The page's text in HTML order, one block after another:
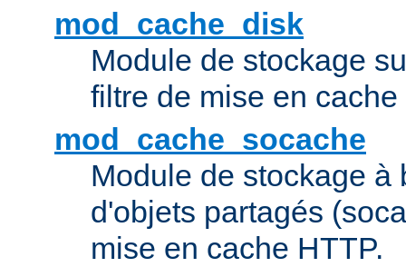
mod_cache_disk
Module de stockage
filtre de mise en cache
mod_cache_socache
Module de stockage à
d'objets partagés
mise en cache HTTP.